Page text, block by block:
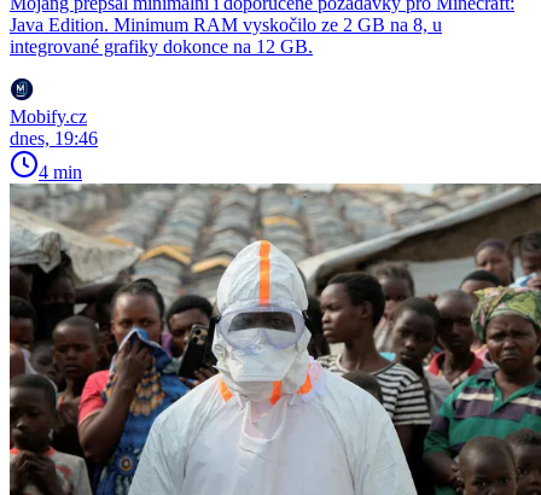
Java Edition. Minimum RAM vyskočilo ze 2 GB na 8, u
integrované grafiky dokonce na 12 GB.
Mobify.cz
dnes, 19:46
4 min